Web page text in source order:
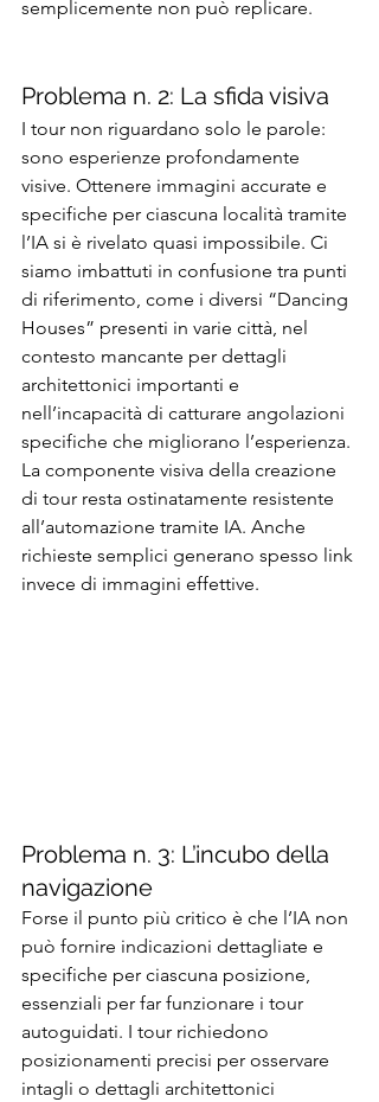
semplicemente non può replicare.
Problema n. 2: La sfida visiva
I tour non riguardano solo le parole:
sono esperienze profondamente
visive. Ottenere immagini accurate e
specifiche per ciascuna località tramite
l’IA si è rivelato quasi impossibile. Ci
siamo imbattuti in confusione tra punti
di riferimento, come i diversi “Dancing
Houses” presenti in varie città, nel
contesto mancante per dettagli
architettonici importanti e
nell’incapacità di catturare angolazioni
specifiche che migliorano l’esperienza.
La componente visiva della creazione
di tour resta ostinatamente resistente
all’automazione tramite IA. Anche
richieste semplici generano spesso link
invece di immagini effettive.
Problema n. 3: L’incubo della
navigazione
Forse il punto più critico è che l’IA non
può fornire indicazioni dettagliate e
specifiche per ciascuna posizione,
essenziali per far funzionare i tour
autoguidati. I tour richiedono
posizionamenti precisi per osservare
intagli o dettagli architettonici